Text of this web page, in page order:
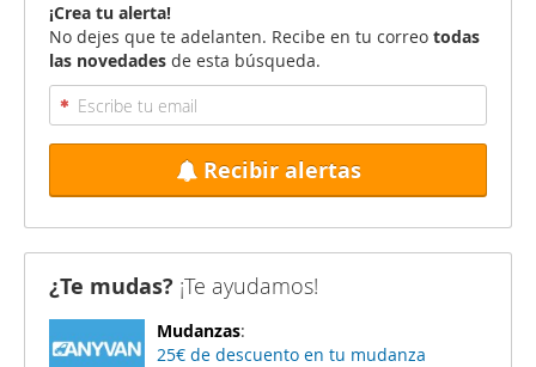
¡Crea tu alerta!
No dejes que te adelanten. Recibe en tu correo todas
las novedades de esta búsqueda.
Recibir alertas
¿Te mudas? ¡Te ayudamos!
Mudanzas:
25€ de descuento en tu mudanza